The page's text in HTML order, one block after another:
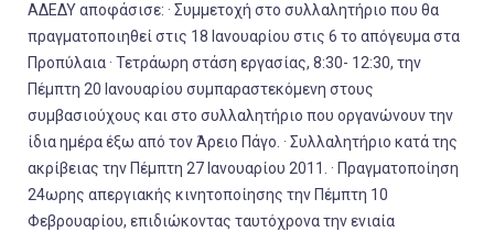
ΑΔΕΔΥ αποφάσισε: · Συμμετοχή στο συλλαλητήριο που θα
πραγματοποιηθεί στις 18 Ιανουαρίου στις 6 το απόγευμα στα
Προπύλαια · Τετράωρη στάση εργασίας, 8:30- 12:30, την
Πέμπτη 20 Ιανουαρίου συμπαραστεκόμενη στους
συμβασιούχους και στο συλλαλητήριο που οργανώνουν την
ίδια ημέρα έξω από τον Άρειο Πάγο. · Συλλαλητήριο κατά της
ακρίβειας την Πέμπτη 27 Ιανουαρίου 2011. · Πραγματοποίηση
24ωρης απεργιακής κινητοποίησης την Πέμπτη 10
Φεβρουαρίου, επιδιώκοντας ταυτόχρονα την ενιαία